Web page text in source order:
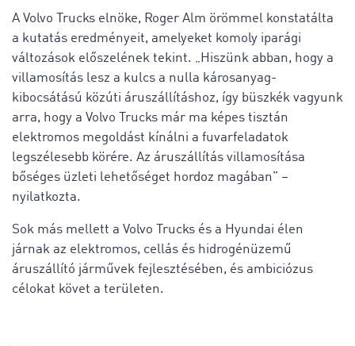
A Volvo Trucks elnöke, Roger Alm örömmel konstatálta
a kutatás eredményeit, amelyeket komoly iparági
változások előszelének tekint. „Hiszünk abban, hogy a
villamosítás lesz a kulcs a nulla károsanyag-
kibocsátású közúti áruszállításhoz, így büszkék vagyunk
arra, hogy a Volvo Trucks már ma képes tisztán
elektromos megoldást kínálni a fuvarfeladatok
legszélesebb körére. Az áruszállítás villamosítása
bőséges üzleti lehetőséget hordoz magában” –
nyilatkozta.
Sok más mellett a Volvo Trucks és a Hyundai élen
járnak az elektromos, cellás és hidrogénüzemű
áruszállító járművek fejlesztésében, és ambiciózus
célokat követ a területen.